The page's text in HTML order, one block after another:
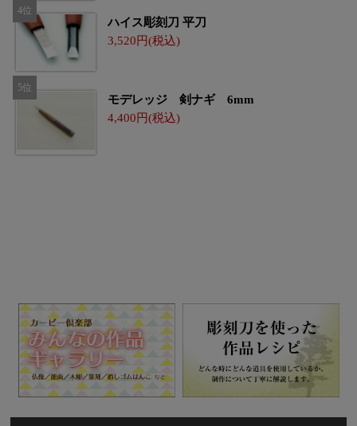
ハイス彫刻刀 平刀
3,520
モデレッジ 剣ナギ 6mm
4,400